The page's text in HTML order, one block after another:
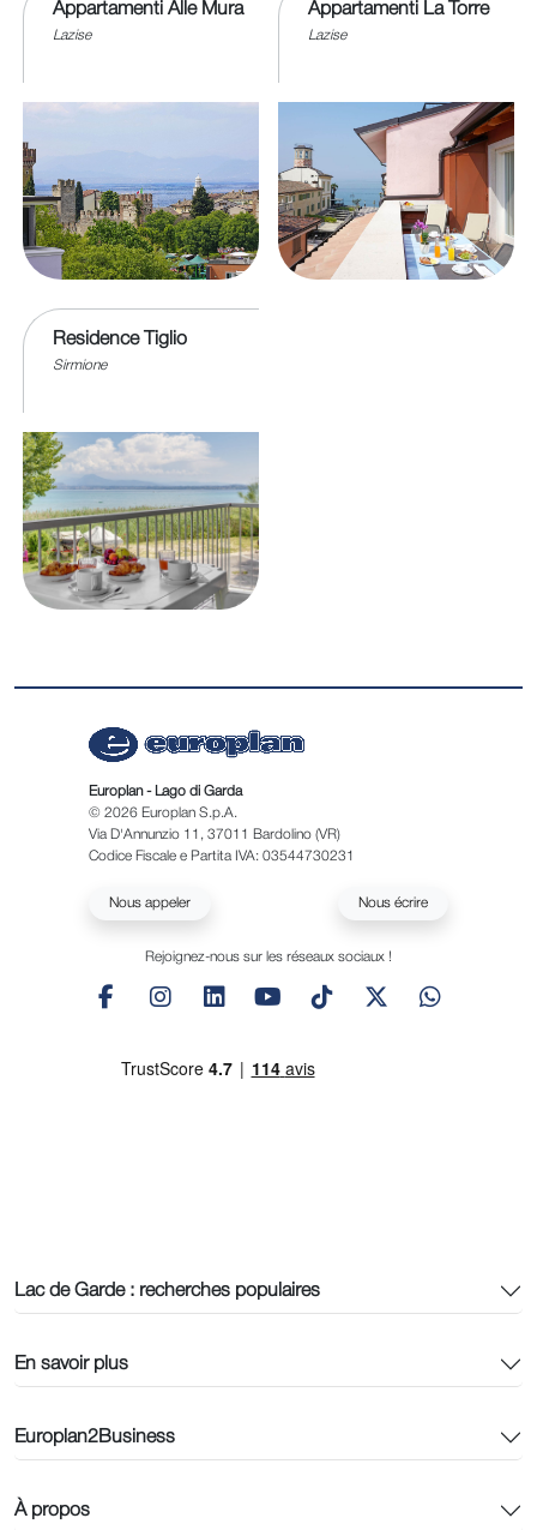
Appartamenti Alle Mura
Lazise
Appartamenti La Torre
Lazise
Residence Tiglio
Sirmione
Lac de Garde : recherches populaires
En savoir plus
Europlan2Business
À propos
Europlan - Lago di Garda
© 2026 Europlan S.p.A.
Via D'Annunzio 11, 37011 Bardolino (VR)
Codice Fiscale e Partita IVA: 03544730231
Nous appeler Nous écrire
Rejoignez-nous sur les réseaux sociaux !